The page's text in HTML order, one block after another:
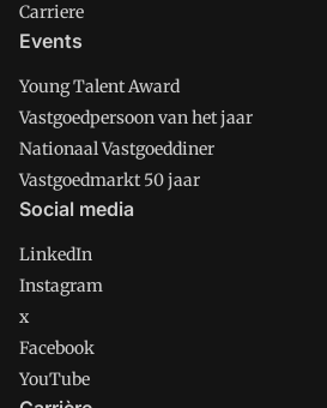
Carriere
Events
Young Talent Award
Vastgoedpersoon van het jaar
Nationaal Vastgoeddiner
Vastgoedmarkt 50 jaar
Social media
LinkedIn
Instagram
x
Facebook
YouTube